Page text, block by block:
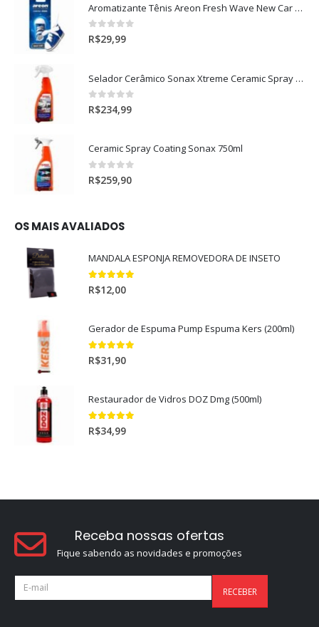
Aromatizante Tênis Areon Fresh Wave New Car / Carro Novo
0out of 5
R$29,99
Selador Cerâmico Sonax Xtreme Ceramic Spray + Seal (750ml)
0out of 5
R$234,99
Ceramic Spray Coating Sonax 750ml
0out of 5
R$259,90
OS MAIS AVALIADOS
MANDALA ESPONJA REMOVEDORA DE INSETO
5.00out of 5
R$12,00
Gerador de Espuma Pump Espuma Kers (200ml)
5.00 out of 5
R$31,90
Restaurador de Vidros DOZ Dmg (500ml)
5.00out of 5
R$34,99
Receba nossas ofertas
Fique sabendo as novidades e promoções